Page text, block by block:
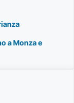
a Monza e